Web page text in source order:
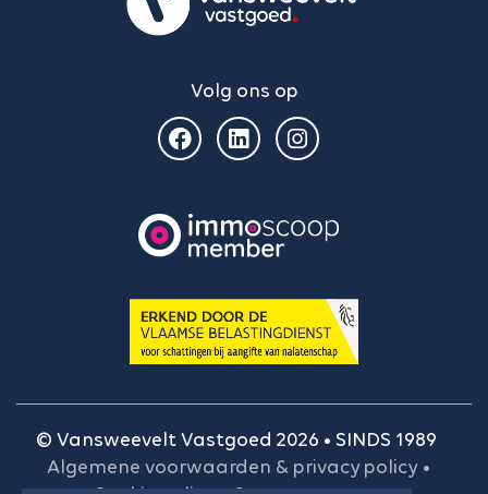
Volg ons op
© Vansweevelt Vastgoed 2026 • SINDS 1989
Algemene voorwaarden & privacy policy •